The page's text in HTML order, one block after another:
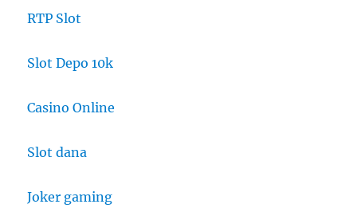
RTP Slot
Slot Depo 10k
Casino Online
Slot dana
Joker gaming